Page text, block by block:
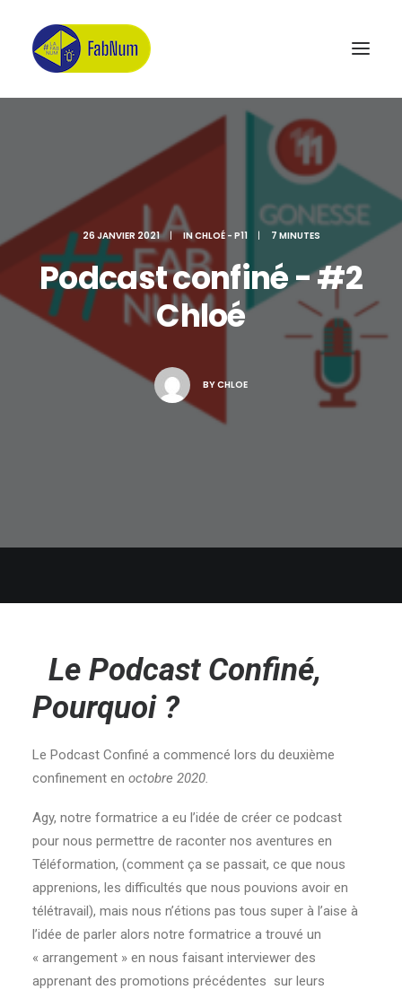
26 JANVIER 2021 | INCHLOÉ - P11 | 7 MINUTES
Podcast confiné - #2
Chloé
BYCHLOE
Le Podcast Confiné,
Pourquoi ?
Le Podcast Confiné a commencé lors du deuxième
confinement en octobre 2020.
Agy, notre formatrice a eu l’idée de créer ce podcast
pour nous permettre de raconter nos aventures en
Téléformation, (comment ça se passait, ce que nous
apprenions, les difficultés que nous pouvions avoir en
télétravail), mais nous n’étions pas tous super à l’aise à
l’idée de parler alors notre formatrice a trouvé un
« arrangement » en nous faisant interviewer des
apprenant des promotions précédentes sur leurs